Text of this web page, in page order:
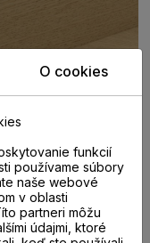
O cookies
funkcií
používame súbory
naše webové
v oblasti
partneri môžu
údajmi, ktoré